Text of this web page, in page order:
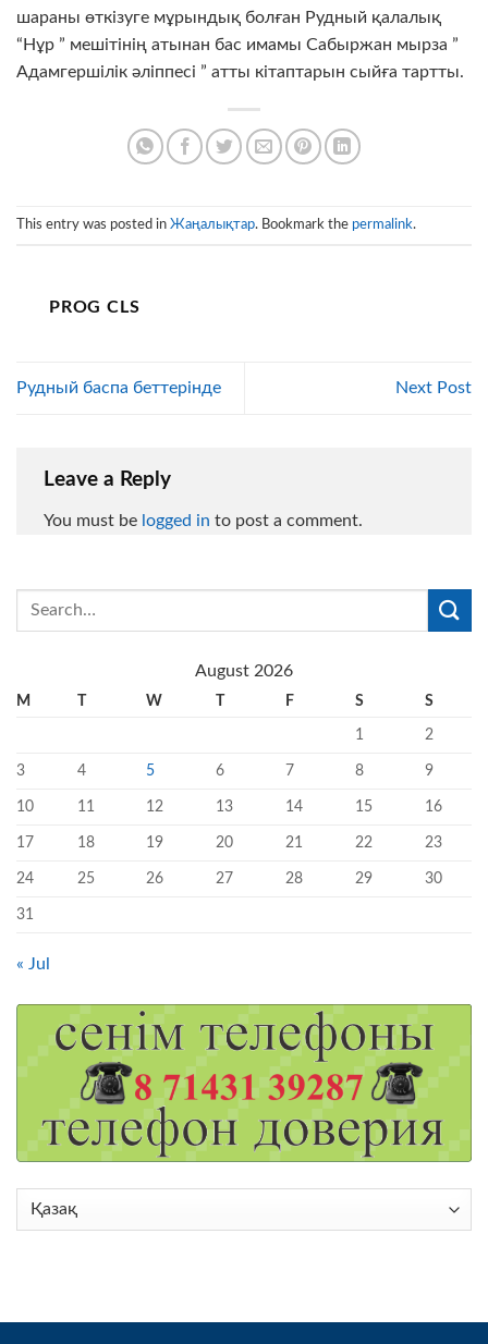
шараны өткізуге мұрындық болған Рудный қалалық
“Нұр ” мешітінің атынан бас имамы Сабыржан мырза ”
Адамгершілік әліппесі ” атты кітаптарын сыйға тартты.
This entry was posted in Жаңалықтар. Bookmark the permalink.
PROG CLS
Рудный баспа беттерінде Next Post
Leave a Reply
You must be logged in to post a comment.
August 2026
M T W T F S S
1 2
3 4 5 6 7 8 9
10 11 12 13 14 15 16
17 18 19 20 21 22 23
24 25 26 27 28 29 30
31
« Jul
Choose